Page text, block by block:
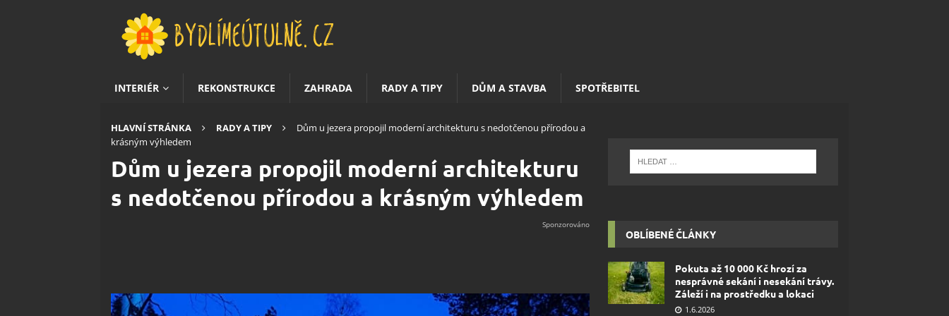
INTERIÉR REKONSTRUKCE ZAHRADA RADY A TIPY DŮM A STAVBA SPOTŘEBITEL
HLAVNÍ STRÁNKA RADY A TIPY
Dům u jezera propojil moderní architekturu s nedotčenou přírodou a
krásným výhledem
Dům u jezera propojil moderní architekturu
s nedotčenou přírodou a krásným výhledem
OBLÍBENÉ ČLÁNKY
Pokuta až 10 000 Kč hrozí za
nesprávné sekání i nesekání trávy.
Záleží i na prostředku a lokaci
1.6.2026